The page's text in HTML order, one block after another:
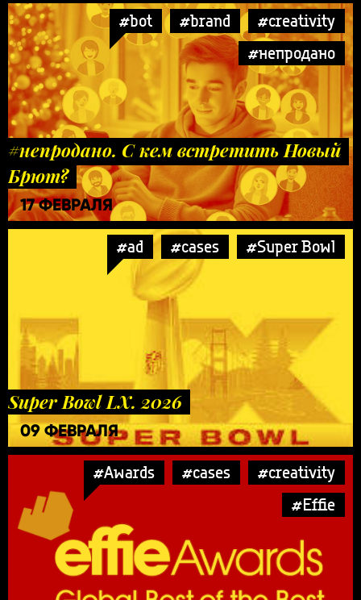
#bot #brand
#creativity
#непродано
#непродано. С кем встретить Новый
Брют?
17 ФЕВРАЛЯ
#ad #cases #Super Bowl
Super Bowl LX. 2026
09 ФЕВРАЛЯ
#Awards #cases
#creativity
#Effie